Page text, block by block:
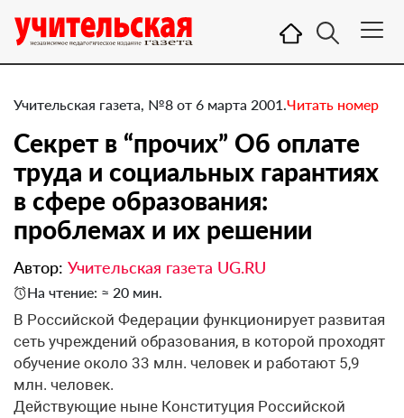
Учительская газета, №8 от 6 марта 2001.Читать номер
Секрет в “прочих” Об оплате
труда и социальных гарантиях
в сфере образования:
проблемах и их решении
Автор: Учительская газета UG.RU
На чтение: ≈ 20 мин.
В Российской Федерации функционирует развитая
сеть учреждений образования, в которой проходят
обучение около 33 млн. человек и работают 5,9
млн. человек.
Действующие ныне Конституция Российской